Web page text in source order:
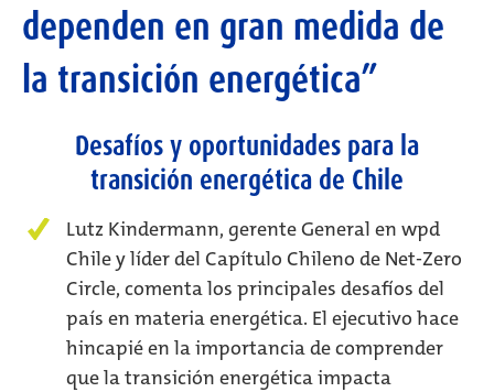
dependen en gran medida de
la transición energética”
Desafíos y oportunidades para la
transición energética de Chile
Lutz Kindermann, gerente General en wpd
Chile y líder del Capítulo Chileno de Net-Zero
Circle, comenta los principales desafíos del
país en materia energética. El ejecutivo hace
hincapié en la importancia de comprender
que la transición energética impacta